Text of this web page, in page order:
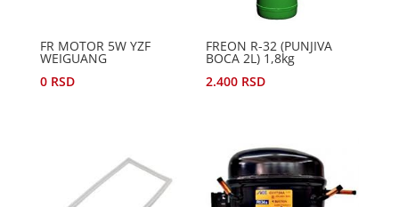
FR MOTOR 5W YZF
WEIGUANG
0 RSD
FREON R-32 (PUNJIVA
BOCA 2L) 1,8kg
2.400 RSD